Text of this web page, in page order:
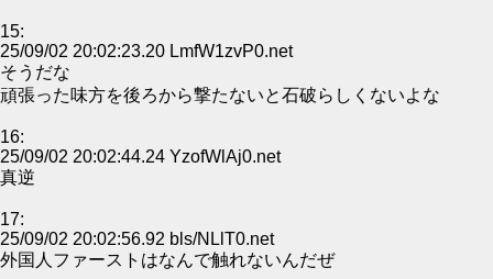
15:
25/09/02 20:02:23.20 LmfW1zvP0.net
そうだな
頑張った味方を後ろから撃たないと石破らしくないよな
16:
25/09/02 20:02:44.24 YzofWlAj0.net
真逆
17:
25/09/02 20:02:56.92 bls/NLlT0.net
外国人ファーストはなんで触れないんだぜ